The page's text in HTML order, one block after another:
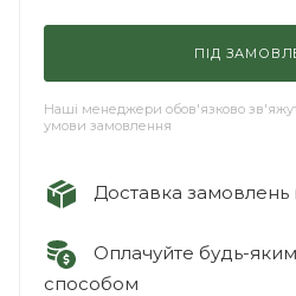
ПІД
Наші менеджери обов'язково
умови замовлення
Доставка замовлень
Оплачуйте будь-
способом